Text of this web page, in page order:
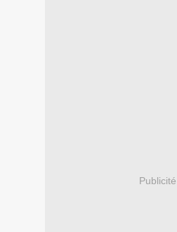
Publicité